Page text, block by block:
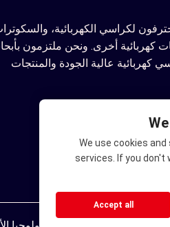
لكراسي الكهربائية،
كهربائية أخرى. ونحن ملتزمون
كهربائية عالية الجودة والمنتجات
We use cookies
services. If you don't
Accept all